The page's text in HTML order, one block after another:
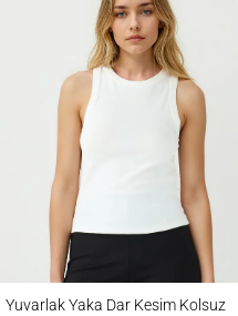
Yuvarlak Yaka Dar Kesim Kolsuz